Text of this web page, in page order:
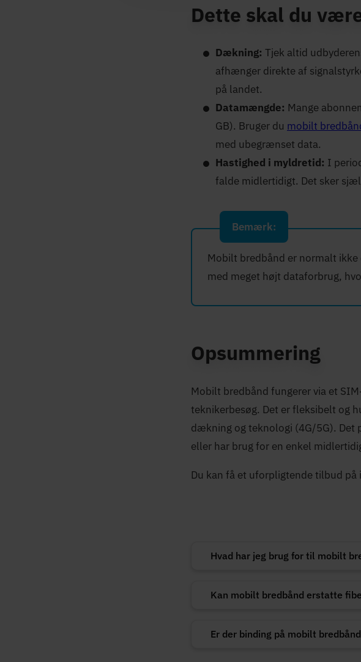
Dette skal du
Dækning: Tjek altid
afhænger direkte af
på landet.
Datamængde: Mange
GB). Bruger du mobilt
med ubegrænset data.
Hastighed i myldretid: I
falde midlertidigt. Det sker
Bemærk:
Mobilt bredbånd er normalt
med meget højt dataforbrug,
Opsummering
Mobilt bredbånd fungerer via et
teknikerbesøg. Det er fleksibelt og
dækning og teknologi (4G/5G). Det
eller har brug for en enkel
Du kan få et uforpligtende tilbud på
Hvad har jeg brug for til mobilt
Kan mobilt bredbånd erstatte
Er der binding på mobilt